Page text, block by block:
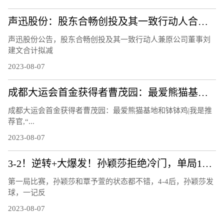
​声迅股份：股东合畅创投及其一致行动人合计拟减持不超 2.44%股份
声迅股份公告，股东合畅创投及其一致行动人兼原公司董事刘
建文合计拟减
2023-08-07
成都大运会首金获得者曹茂园：最爱熊猫基地和钵钵鸡 | 我是推荐官
成都大运会首金获得者曹茂园：最爱熊猫基地和钵钵鸡|我是推
荐官,“...
2023-08-07
3-2！逆转+大爆发！孙颖莎拒绝冷门，单局11-3，霸气怒吼庆祝
第一局比赛，孙颖莎和覃予萱的状态都不错，4-4后，孙颖莎发
球，一记反
2023-08-07